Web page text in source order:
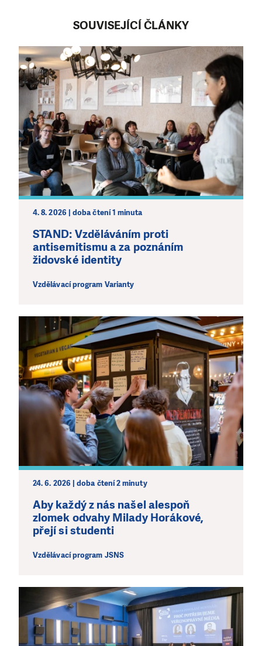
SOUVISEJÍCÍ ČLÁNKY
4. 8. 2026 | doba čtení 1 minuta
STAND: Vzděláváním proti
antisemitismu a za poznáním
židovské identity
Vzdělávací program Varianty
24. 6. 2026 | doba čtení 2 minuty
Aby každý z nás našel alespoň
zlomek odvahy Milady Horákové,
přejí si studenti
Vzdělávací program JSNS